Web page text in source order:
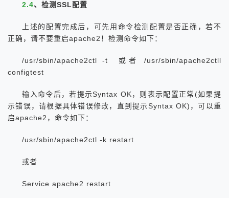
2.4、检测SSL配置
上述的配置完成后，可先用命令检测配置是否正确，若不
正确，请不要重启apache2！检测命令如下：
/usr/sbin/apache2ctl -t 或者 /usr/sbin/apache2ctll
configtest
输入命令后，若提示Syntax OK，则表示配置正常(如果提
示错误，请根据具体错误修改，直到提示Syntax OK)，可以重
启apache2，命令如下：
/usr/sbin/apache2ctl -k restart
或者
Service apache2 restart